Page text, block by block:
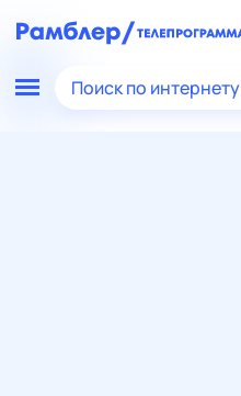
Поиск по интернету